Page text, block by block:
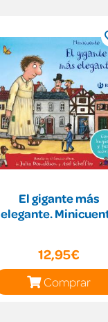
El gigante más
elegante.
12,95€
Comprar